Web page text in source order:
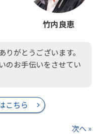
竹内良恵
がとうございます。
のお手伝いをさせてい
こちら
次へ »